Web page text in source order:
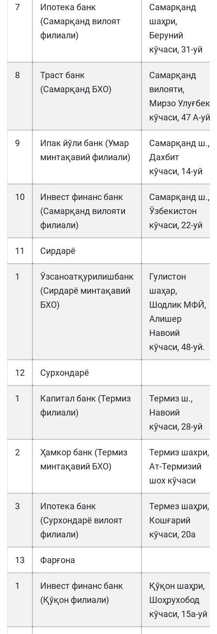
7
Ипотека банк
(Самарқанд вилоят
филиали)
Самарқанд
шаҳри,
Беруний
кўчаси, 31-уй
8
Траст банк
(Самарқанд БХО)
Самарқанд
вилояти,
Мирзо Улуғбек
кўчаси, 47 А-уй
9
Ипак йўли банк (Умар
минтақавий филиали)
Самарқанд ш.,
Дахбит
кўчаси, 14-уй
10
Инвест финанс банк
(Самарқанд вилояти
филиали)
Самарқанд ш.,
Ўзбекистон
кўчаси, 22-уй
11 Сирдарё
1
Ўзсаноатқурилишбанк
(Сирдарё минтақавий
БХО)
Гулистон
шаҳар,
Шодлик МФЙ,
Алишер
Навоий
кўчаси, 48-уй.
12 Сурхондарё
1
Капитал банк (Термиз
филиали)
Термиз ш.,
Навоий
кўчаси, 28-уй
2
Ҳамкор банк (Термиз
минтақавий БХО)
Термиз шахри,
Ат-Термизий
шох кўчаси
3
Ипотека банк
(Сурхондарё вилоят
филиали)
Термез шаҳри,
Кошғарий
кўчаси, 20а
13 Фарғона
1
Инвест финанс банк
(Қўқон филиали)
Қўқон шаҳри,
Шоҳрухобод
кўчаси, 15а-уй